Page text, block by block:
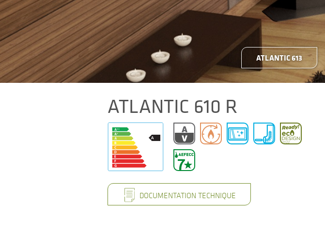
ATLANTIC 613
ATLANTIC 610 R
DOCUMENTATION TECHNIQUE